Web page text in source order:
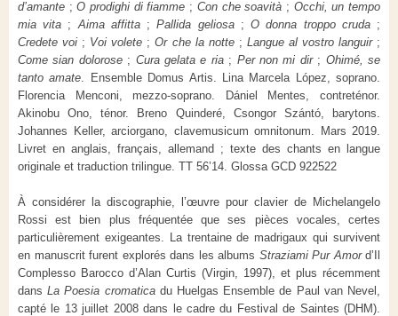
d’amante ;O prodighi di fiamme ; Con che soavità ; Occhi, un tempo
mia vita ; Aima affitta;Pallida geliosa;O donna troppo cruda;
Credete voi ; Voi volete ;Or che la notte; Langue al vostro languir;
Come sian dolorose; Cura gelata e ria; Per non mi dir; Ohimé, se
tanto amate . Ensemble Domus Artis. Lina Marcela López, soprano.
Florencia Menconi, mezzo-soprano. Dániel Mentes, contreténor.
Akinobu Ono, ténor. Breno Quinderé, Csongor Szántó, barytons.
Johannes Keller, arciorgano, clavemusicum omnitonum. Mars 2019.
Livret en anglais, français, allemand ; texte des chants en langue
originale et traduction trilingue. TT 56’14. Glossa GCD 922522
À considérer la discographie, l’œuvre pour clavier de Michelangelo
Rossi est bien plus fréquentée que ses pièces vocales, certes
particulièrement exigeantes. La trentaine de madrigaux qui survivent
en manuscrit furent explorés dans les albums Straziami Pur Amord’Il
Complesso Barocco d’Alan Curtis (Virgin, 1997), et plus récemment
dansLa Poesia cromaticadu Huelgas Ensemble de Paul van Nevel,
capté le 13 juillet 2008 dans le cadre du Festival de Saintes (DHM).